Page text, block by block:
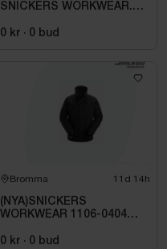
SNICKERS WORKWEAR.
0 kr · 0 bud
Bromma 11d 14h
(NYA)SNICKERS
WORKWEAR 1106-0404
SVART. STL 006 (L)
0 kr · 0 bud